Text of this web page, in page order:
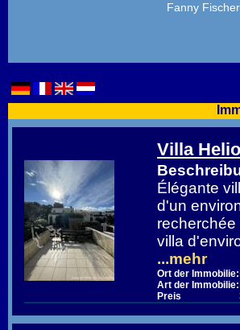
Fanny
Villa
Élégante
d'un
villa
...mehr
Ort der Immobilie:
Art der Immobilie:
Preis